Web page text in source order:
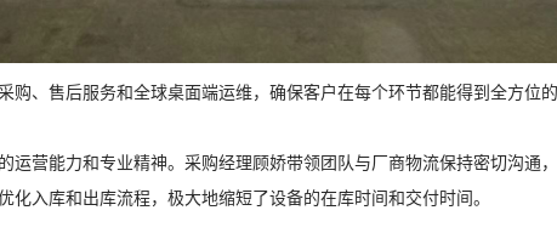
购、售后服务和全球桌面端运维，确保客户在每个环节都能得到全方位的
营能力和专业精神。采购经理顾娇带领团队与厂商物流保持密切沟通
入库和出库流程，极大地缩短了设备的在库时间和交付时间。